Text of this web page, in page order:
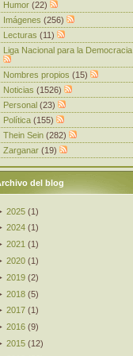
Humor (22)
Imágenes (256)
Lecturas (11)
Liga Nacional para la Democracia
Nombres propios (15)
Noticias (1526)
Personal (23)
Política (155)
Thein Sein (282)
Zarganar (19)
del blog
2025 (1)
2024 (1 )
2021 (1)
2020 (1)
2019 (2)
2018 (5)
2017 (1 )
2016 (9)
2015 (12)